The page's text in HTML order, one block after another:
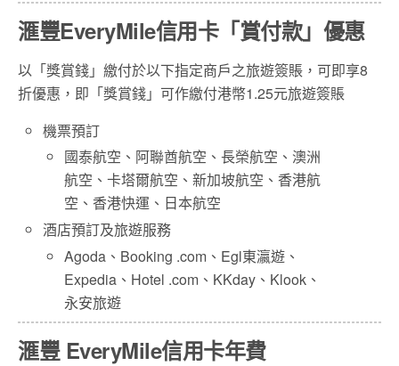
滙豐EveryMile信用卡「賞付款」優惠
以「獎賞錢」繳付於以下指定商戶之旅遊簽賬，可即享8
折優惠，即「獎賞錢」可作繳付港幣1.25元旅遊簽賬
機票預訂
國泰航空、阿聯酋航空、長榮航空、澳洲
航空、卡塔爾航空、新加坡航空、香港航
空、香港快運、日本航空
酒店預訂及旅遊服務
Agoda、Booking .com、Egl東瀛遊、
Expedia、Hotel .com、KKday、Klook、
永安旅遊
滙豐 EveryMile信用卡年費